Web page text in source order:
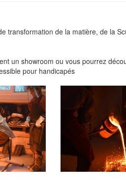
transformation de la matière, de la
un showroom ou vous pourrez
pour handicapés